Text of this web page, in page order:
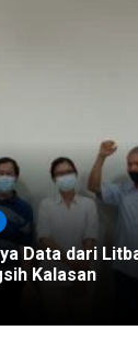
Data dari
Kalasan